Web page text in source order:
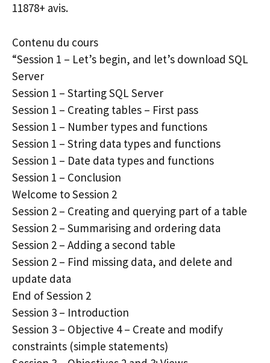
11878+ avis.
Contenu du cours
“Session 1 – Let’s begin, and let’s download SQL
Server
Session 1 – Starting SQL Server
Session 1 – Creating tables – First pass
Session 1 – Number types and functions
Session 1 – String data types and functions
Session 1 – Date data types and functions
Session 1 – Conclusion
Welcome to Session 2
Session 2 – Creating and querying part of a table
Session 2 – Summarising and ordering data
Session 2 – Adding a second table
Session 2 – Find missing data, and delete and
update data
End of Session 2
Session 3 – Introduction
Session 3 – Objective 4 – Create and modify
constraints (simple statements)